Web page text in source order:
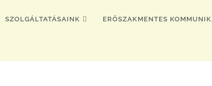
SZOLGÁLTATÁSAINK ERŐSZAKMENTES